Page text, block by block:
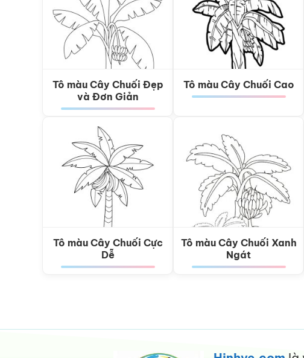
Tô màu Cây Chuối Đẹp
và Đơn Giản
Tô màu Cây Chuối Cao
Tô màu Cây Chuối Cực
Dễ
Tô màu Cây Chuối Xanh
Ngát